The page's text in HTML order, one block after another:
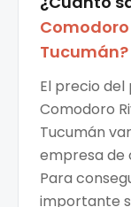
Tucumán?
El precio del
Comodoro
Tucumán
empresa de
Para
importante